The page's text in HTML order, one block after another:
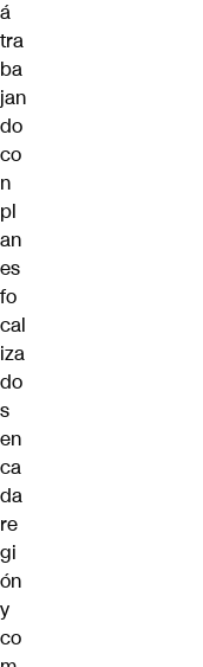
á
tra
ba
jan
do
co
n
pl
an
es
fo
cal
iza
do
s
en
ca
da
re
gi
ón
y
co